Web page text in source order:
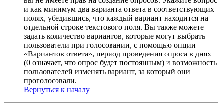
и как минимум два варианта ответа в соответствующих
полях, убедившись, что каждый вариант находится на
отдельной строке текстового поля. Вы также можете
задать количество вариантов, которые могут выбрать
пользователи при голосовании, с помощью опции
«Вариантов ответа», период проведения опроса в днях
(0 означает, что опрос будет постоянным) и возможность
пользователей изменять вариант, за который они
проголосовали.
Вернуться к началу